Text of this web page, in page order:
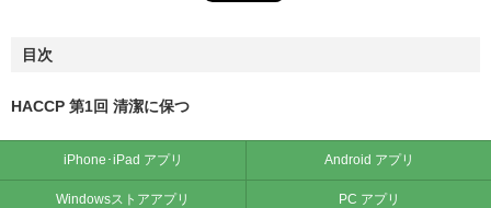
目次
HACCP 第1回 清潔に保つ
iPhone･iPad アプリ Android アプリ
Windowsストアアプリ PC アプリ